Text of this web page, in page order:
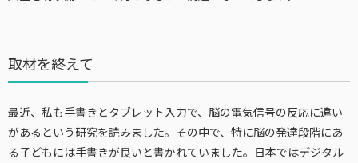
取材を終えて
最近、私も手書きとタブレット入力で、脳の電気信号の反応に違い
があるという研究を読みました。その中で、特に脳の発達段階にあ
る子どもには手書きが良いと書かれていました。日本ではデジタル